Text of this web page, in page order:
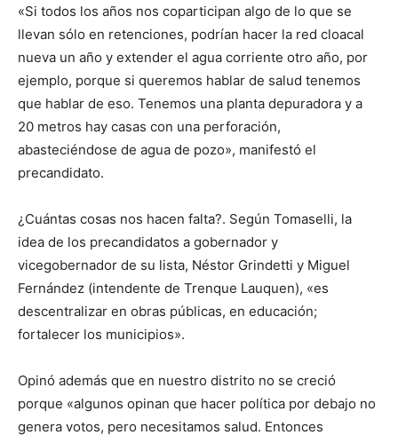
«Si todos los años nos coparticipan algo de lo que se
llevan sólo en retenciones, podrían hacer la red cloacal
nueva un año y extender el agua corriente otro año, por
ejemplo, porque si queremos hablar de salud tenemos
que hablar de eso. Tenemos una planta depuradora y a
20 metros hay casas con una perforación,
abasteciéndose de agua de pozo», manifestó el
precandidato.
¿Cuántas cosas nos hacen falta?. Según Tomaselli, la
idea de los precandidatos a gobernador y
vicegobernador de su lista, Néstor Grindetti y Miguel
Fernández (intendente de Trenque Lauquen), «es
descentralizar en obras públicas, en educación;
fortalecer los municipios».
Opinó además que en nuestro distrito no se creció
porque «algunos opinan que hacer política por debajo no
genera votos, pero necesitamos salud. Entonces